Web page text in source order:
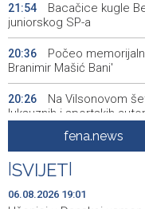
21:54
Bacačice kugle
juniorskog SP-a
20:36
Počeo
Branimir Mašić Bani'
20:26
Na Vilsonovom
luksuznih i sportskih
Announcement
19:55
Drugi Festival
Livna
fena.news
SVIJET
06.08.2026 19:01